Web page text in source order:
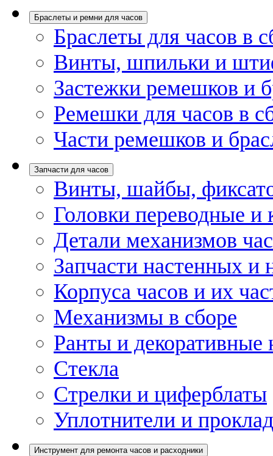
Браслеты и ремни для часов
Браслеты для часов в
Винты, шпильки и
Застежки ремешков и
Ремешки для часов в
Части ремешков и
Запчасти для часов
Винты, шайбы,
Головки переводные и
Детали механизмов
Запчасти настенных и
Корпуса часов и их
Механизмы в сборе
Ранты и декоративные
Стекла
Стрелки и циферблаты
Уплотнители и
Инструмент для ремонта часов и расходники